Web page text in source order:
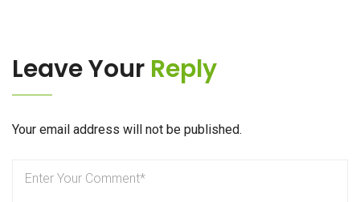
Leave Your Reply
Your email address will not be published.